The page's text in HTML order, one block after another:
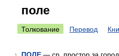
поле
Толкование Перевод